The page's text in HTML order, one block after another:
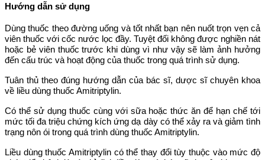
Hướng dẫn sử dụng
Dùng thuốc theo đường uống và tốt nhất bạn nên nuốt trọn vẹn cả
viên thuốc với cốc nước lọc đầy. Tuyệt đối không được nghiền nát
hoặc bẻ viên thuốc trước khi dùng vì như vậy sẽ làm ảnh hưởng
đến cấu trúc và hoạt động của thuốc trong quá trình sử dụng.
Tuân thủ theo đúng hướng dẫn của bác sĩ, dược sĩ chuyên khoa
về liều dùng thuốc Amitriptylin.
Có thể sử dụng thuốc cùng với sữa hoặc thức ăn để hạn chế tới
mức tối đa triệu chứng kích ứng dạ dày có thể xảy ra và giảm tình
trạng nôn ói trong quá trình dùng thuốc Amitriptylin.
Liều dùng thuốc Amitriptylin có thể thay đổi tùy thuộc vào mức độ